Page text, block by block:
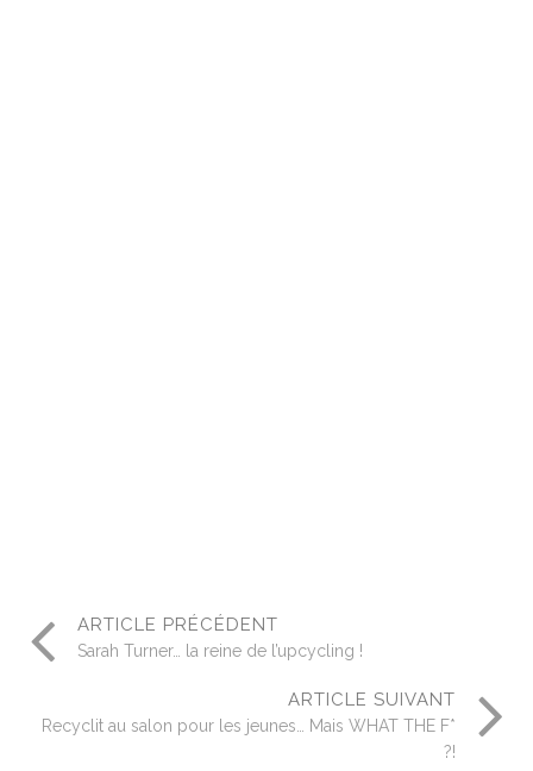
ARTICLE PRÉCÉDENT
Sarah Turner… la reine de l’upcycling !
ARTICLE SUIVANT
Recyclit au salon pour les jeunes… Mais WHAT THE F*
?!